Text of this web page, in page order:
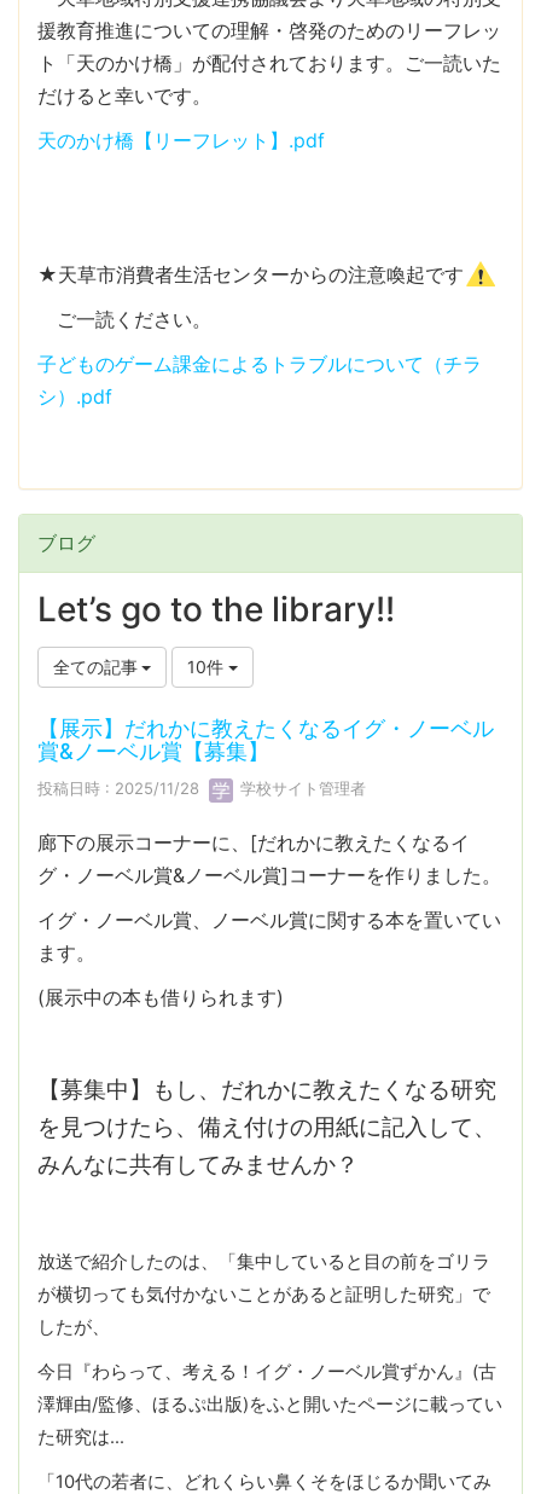
援教育推進についての理解・啓発のためのリーフレッ
ト「天のかけ橋」が配付されております。ご一読いた
だけると幸いです。
天のかけ橋【リーフレット】.pdf
★天草市消費者生活センターからの注意喚起です
ご一読ください。
子どものゲーム課金によるトラブルについて（チラ
シ）.pdf
ブログ
Let’s go to the library!!
全ての記事 10件
【展示】だれかに教えたくなるイグ・ノーベル
賞&ノーベル賞【募集】
投稿日時 : 2025/11/28 学校サイト管理者
廊下の展示コーナーに、[だれかに教えたくなるイ
グ・ノーベル賞&ノーベル賞]コーナーを作りました。
イグ・ノーベル賞、ノーベル賞に関する本を置いてい
ます。
(展示中の本も借りられます)
【募集中】もし、だれかに教えたくなる研究
を見つけたら、備え付けの用紙に記入して、
みんなに共有してみませんか？
放送で紹介したのは、「集中していると目の前をゴリラ
が横切っても気付かないことがあると証明した研究」で
したが、
今日『わらって、考える！イグ・ノーベル賞ずかん』(古
澤輝由/監修、ほるぷ出版)をふと開いたページに載ってい
た研究は…
「10代の若者に、どれくらい鼻くそをほじるか聞いてみ